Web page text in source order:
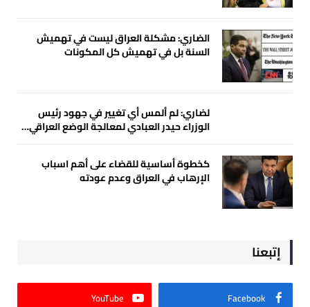
الضاري: مشكلة العراق ليست في تهميش
السنة بل في تهميش كل المكونات
لضاري: لم ألمس أي تغيير في جهود رئيس
الوزراء حيدر العبادي لمعالجة الوضع العراقي…
كخطوة أساسية للقضاء على أهم اسباب
الإرهاب في العراق وعدم عودته
إتبعنا
Facebook
YouTube